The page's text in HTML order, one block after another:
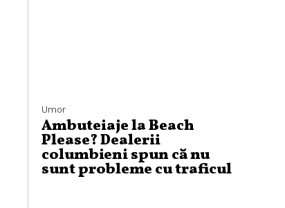
Umor
Ambuteiaje la Beach
Please? Dealerii
columbieni spun că nu
sunt probleme cu traficul